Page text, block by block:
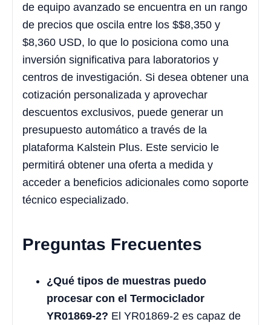
de equipo avanzado se encuentra en un rango
de precios que oscila entre los $$8,350 y
$8,360 USD, lo que lo posiciona como una
inversión significativa para laboratorios y
centros de investigación. Si desea obtener una
cotización personalizada y aprovechar
descuentos exclusivos, puede generar un
presupuesto automático a través de la
plataforma Kalstein Plus. Este servicio le
permitirá obtener una oferta a medida y
acceder a beneficios adicionales como soporte
técnico especializado.
Preguntas Frecuentes
¿Qué tipos de muestras puedo
procesar con el Termociclador
YR01869-2? El YR01869-2 es capaz de